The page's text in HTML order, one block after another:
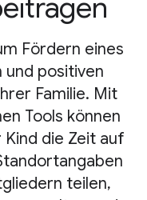
Fördern eines
und positiven
Familie. Mit
Tools können
Kind die Zeit auf
teilen,